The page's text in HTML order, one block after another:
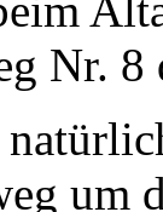
Nr.
um